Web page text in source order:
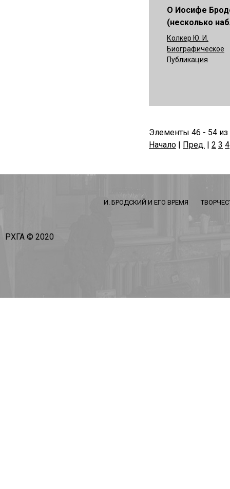
О Иосифе
(несколько
Колкер Ю. И.
Биографическое
Публикация
Элементы 46 - 54 из
Начало | Пред. | 2 3 4
И. БРОДСКИЙ И ЕГО ВРЕМЯ
РХГА © 2020